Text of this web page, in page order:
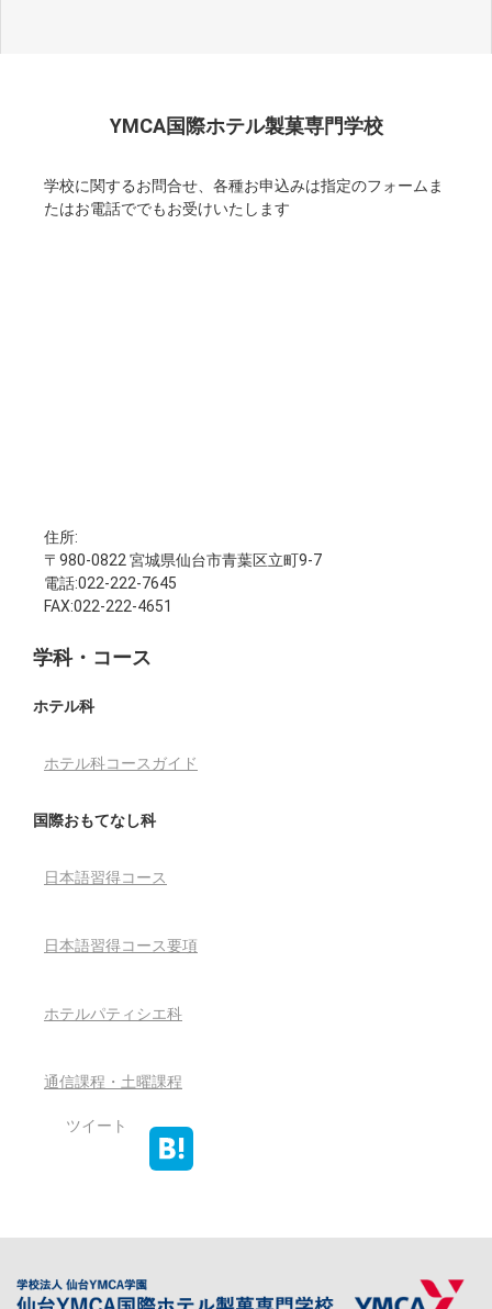
YMCA国際ホテル製菓専門学校
学校に関するお問合せ、各種お申込みは指定のフォームま
たはお電話ででもお受けいたします
住所:
〒980-0822 宮城県仙台市青葉区立町9-7
電話:022-222-7645
FAX:022-222-4651
学科・コース
ホテル科
ホテル科コースガイド
国際おもてなし科
日本語習得コース
日本語習得コース要項
ホテルパティシエ科
通信課程・土曜課程
ツイート